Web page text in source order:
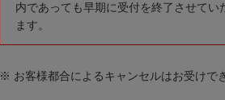
内であっても早期に受付を終了させてい
ます。
※ お客様都合によるキャンセルはお受けで